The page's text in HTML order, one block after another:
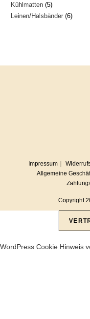
Produkte
Kühlmatten 55
Produkte
Leinen/Halsbänder 66
Impressum
Allgemeine
Copyright
WordPress Cookie Hinweis